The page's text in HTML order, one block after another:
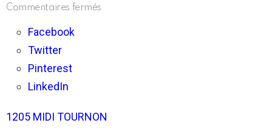
Commentaires fermés
Facebook
Twitter
Pinterest
LinkedIn
1205 MIDI TOURNON